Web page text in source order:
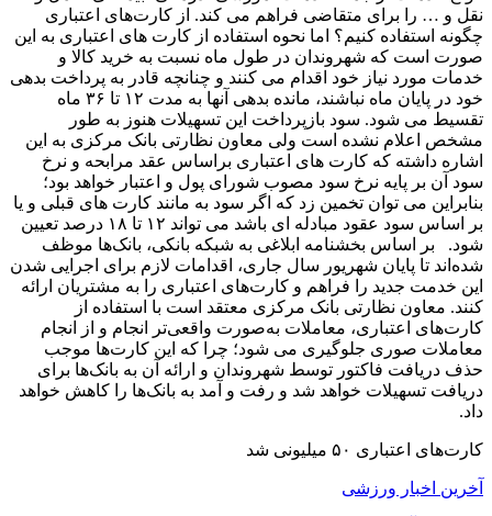
نقل و … را برای متقاضی فراهم می کند. از کارت‌های اعتباری
چگونه استفاده کنیم؟ اما نحوه استفاده از کارت های اعتباری به این
صورت است که شهروندان در طول ماه نسبت به خرید کالا و
خدمات مورد نیاز خود اقدام می کنند و چنانچه قادر به پرداخت بدهی
خود در پایان ماه نباشند، مانده بدهی آنها به مدت ۱۲ تا ۳۶ ماه
تقسیط می شود. سود بازپرداخت این تسهیلات هنوز به طور
مشخص اعلام نشده است ولی معاون نظارتی بانک مرکزی به این
اشاره داشته که کارت های اعتباری براساس عقد مرابحه و نرخ
سود آن بر پایه نرخ سود مصوب شورای پول و اعتبار خواهد بود؛
بنابراین می توان تخمین زد که اگر سود به مانند کارت های قبلی و یا
بر اساس سود عقود مبادله ای باشد می تواند ۱۲ تا ۱۸ درصد تعیین
شود. بر اساس بخشنامه ابلاغی به شبکه بانکی، بانک‌ها موظف
شده‌اند تا پایان شهریور سال جاری، اقدامات لازم برای اجرایی شدن
این خدمت جدید را فراهم و کارت‌های اعتباری را به مشتریان ارائه
کنند. معاون نظارتی بانک مرکزی معتقد است با استفاده از
کارت‌های اعتباری، معاملات به‌صورت واقعی‌تر انجام و از انجام
معاملات صوری جلوگیری می شود؛ چرا که این کارت‌ها موجب
حذف دریافت فاکتور توسط شهروندان و ارائه آن به بانک‌ها برای
دریافت تسهیلات خواهد شد و رفت و آمد به بانک‌ها را کاهش خواهد
داد.
کارت‌های اعتباری ۵۰ میلیونی شد
آخرین اخبار ورزشی